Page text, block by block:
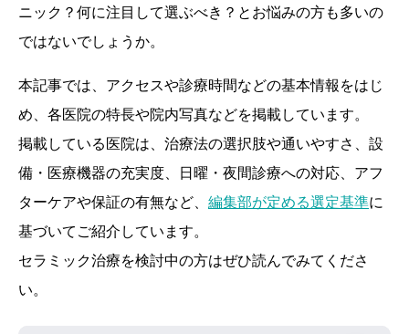
ニック？何に注目して選ぶべき？とお悩みの方も多いの
ではないでしょうか。
本記事では、アクセスや診療時間などの基本情報をはじ
め、各医院の特長や院内写真などを掲載しています。
掲載している医院は、治療法の選択肢や通いやすさ、設
備・医療機器の充実度、日曜・夜間診療への対応、アフ
ターケアや保証の有無など、 編集部が定める選定基準に
基づいてご紹介しています。
セラミック治療を検討中の方はぜひ読んでみてくださ
い。